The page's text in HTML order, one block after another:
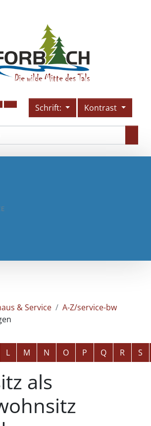
Schrift: Kontrast
& Service
A-Z/service-bw
überspringen
L M N O P Q R S
als